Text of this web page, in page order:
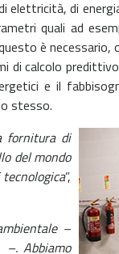
elettricità, di
quali ad
è
calcolo
e il
stesso.
fornitura di
del mondo
”,
–
–. Abbiamo